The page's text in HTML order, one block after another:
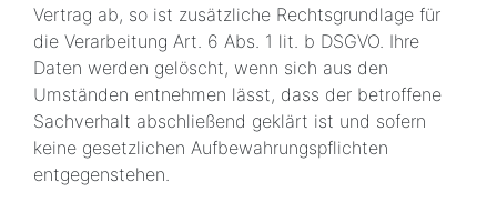
Vertrag ab, so ist zusätzliche Rechtsgrundlage für
die Verarbeitung Art. 6 Abs. 1 lit. b DSGVO. Ihre
Daten werden gelöscht, wenn sich aus den
Umständen entnehmen lässt, dass der betroffene
Sachverhalt abschließend geklärt ist und sofern
keine gesetzlichen Aufbewahrungspflichten
entgegenstehen.